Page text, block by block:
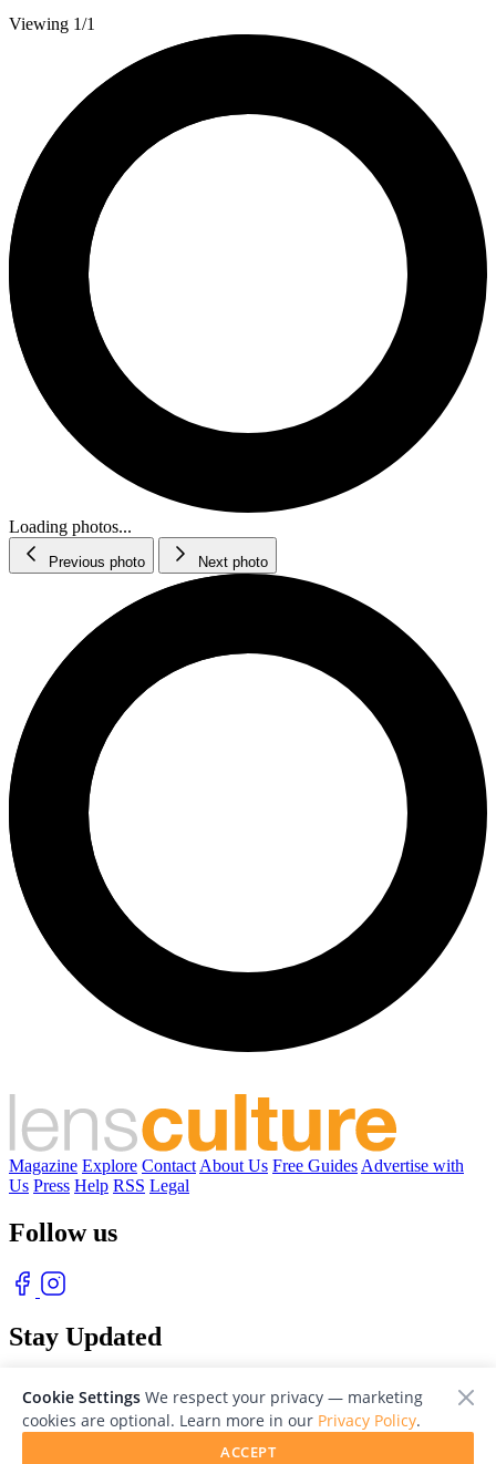
Viewing 1/1
Loading photos...
Previous photo Next photo
Magazine Explore Contact About Us Free Guides Advertise with
Us Press Help RSS Legal
Follow us
Stay Updated
Cookie Settings We respect your privacy — marketing
cookies are optional. Learn more in our Privacy Policy.
ACCEPT